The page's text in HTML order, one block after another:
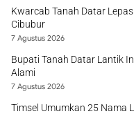
Kwarcab Tanah Datar
Cibubur
7 Agustus 2026
Bupati Tanah Datar Lantik
Alami
7 Agustus 2026
Timsel Umumkan 25 Nama